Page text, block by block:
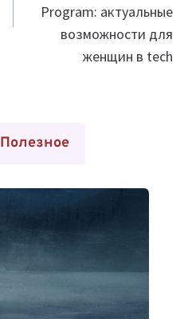
Program: актуальные
возможности для
женщин в tech
Полезное